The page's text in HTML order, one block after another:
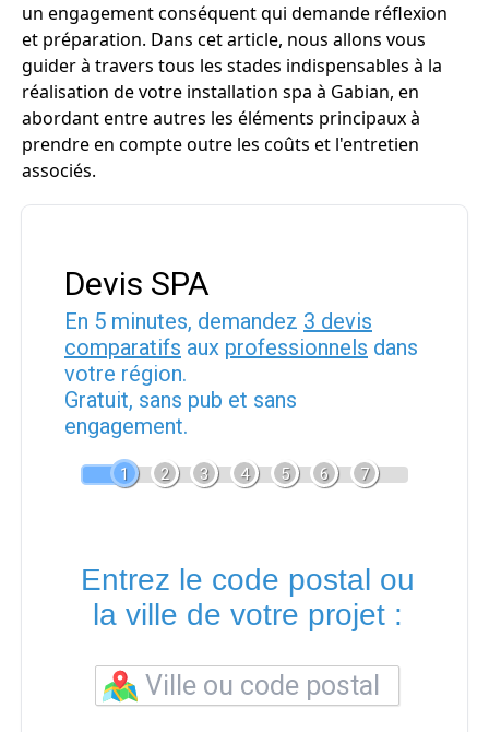
un engagement conséquent qui demande réflexion
et préparation. Dans cet article, nous allons vous
guider à travers tous les stades indispensables à la
réalisation de votre installation spa à Gabian, en
abordant entre autres les éléments principaux à
prendre en compte outre les coûts et l'entretien
associés.
Devis SPA
En 5 minutes, demandez 3 devis
comparatifs aux professionnels dans
votre région.
Gratuit, sans pub et sans
engagement.
1 2 3 4 5 6 7
Entrez le code postal ou
la ville de votre projet :